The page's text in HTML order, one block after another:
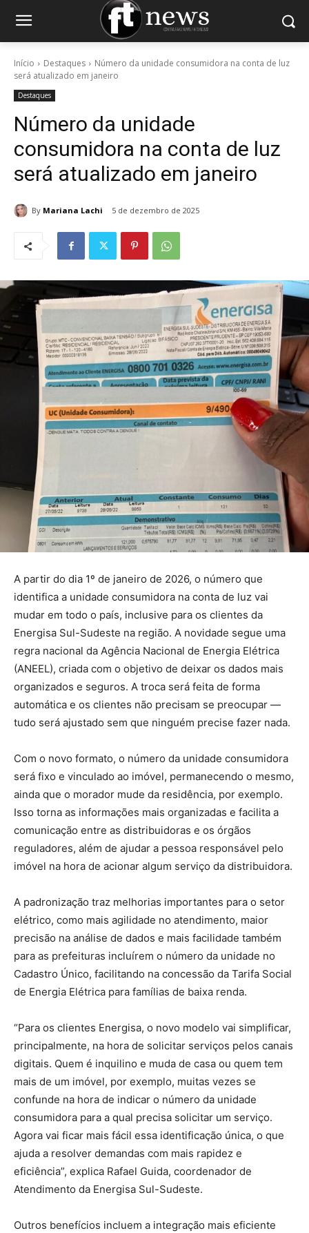
Início Destaques
Número da unidade consumidora na conta de luz
será atualizado em janeiro
Destaques
Número da unidade
consumidora na conta de luz
será atualizado em janeiro
By Mariana Lachi 5 de dezembro de 2025
A partir do dia 1º de janeiro de 2026, o número que
identifica a unidade consumidora na conta de luz vai
mudar em todo o país, inclusive para os clientes da
Energisa Sul-Sudeste na região. A novidade segue uma
regra nacional da Agência Nacional de Energia Elétrica
(ANEEL), criada com o objetivo de deixar os dados mais
organizados e seguros. A troca será feita de forma
automática e os clientes não precisam se preocupar —
tudo será ajustado sem que ninguém precise fazer nada.
Com o novo formato, o número da unidade consumidora
será fixo e vinculado ao imóvel, permanecendo o mesmo,
ainda que o morador mude da residência, por exemplo.
Isso torna as informações mais organizadas e facilita a
comunicação entre as distribuidoras e os órgãos
reguladores, além de ajudar a pessoa responsável pelo
imóvel na hora de acionar algum serviço da distribuidora.
A padronização traz melhorias importantes para o setor
elétrico, como mais agilidade no atendimento, maior
precisão na análise de dados e mais facilidade também
para as prefeituras incluírem o número da unidade no
Cadastro Único, facilitando na concessão da Tarifa Social
de Energia Elétrica para famílias de baixa renda.
“Para os clientes Energisa, o novo modelo vai simplificar,
principalmente, na hora de solicitar serviços pelos canais
digitais. Quem é inquilino e muda de casa ou quem tem
mais de um imóvel, por exemplo, muitas vezes se
confunde na hora de indicar o número da unidade
consumidora para a qual precisa solicitar um serviço.
Agora vai ficar mais fácil essa identificação única, o que
ajuda a resolver demandas com mais rapidez e
eficiência”, explica Rafael Guida, coordenador de
Atendimento da Energisa Sul-Sudeste.
Outros benefícios incluem a integração mais eficiente